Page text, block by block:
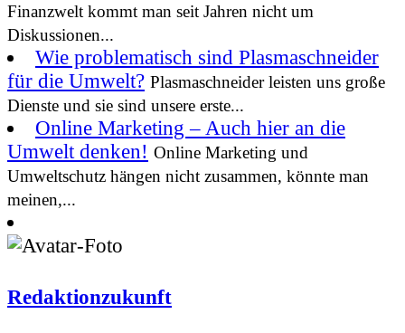
Finanzwelt kommt man seit Jahren nicht um
Diskussionen...
Wie problematisch sind Plasmaschneider
für die Umwelt? Plasmaschneider leisten uns große
Dienste und sie sind unsere erste...
Online Marketing – Auch hier an die
Umwelt denken! Online Marketing und
Umweltschutz hängen nicht zusammen, könnte man
meinen,...
Redaktionzukunft